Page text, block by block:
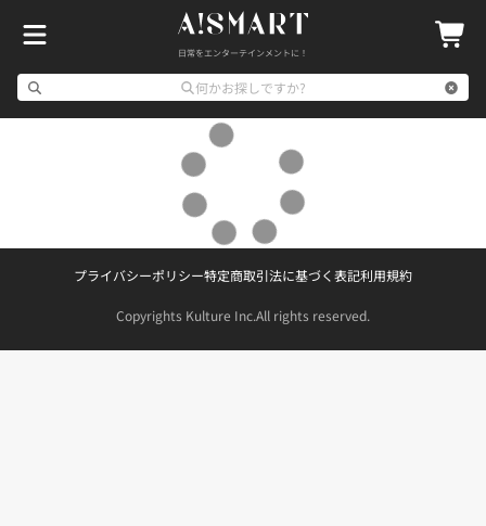
日常をエンターテインメントに！
何かお探しですか?
プライバシーポリシー特定商取引法に基づく表記利用規約
Copyrights Kulture Inc.All rights reserved.